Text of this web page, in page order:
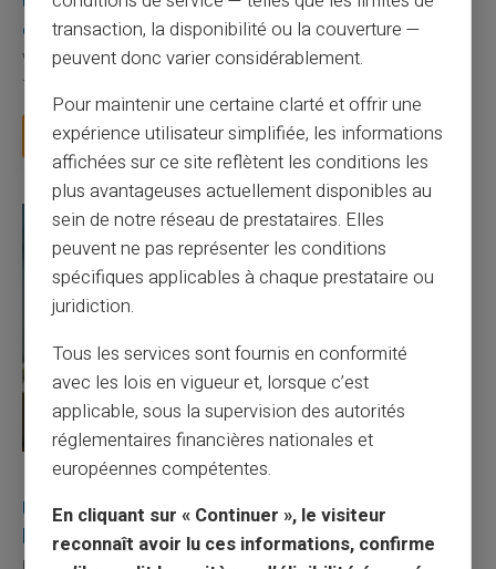
existe ?
Vous avez tapé cette recherche parce que votre banque vous
facture 50 € par an pour une carte que vo...
Lire la suite
27/07/2026 Veritas Carte prépayée
Utilisation responsable du paiement mobile avec
la carte Veritas
transaction, la disponibilité ou la couverture —
peuvent donc varier considérablement.
Pour maintenir une certaine clarté et offrir une
expérience utilisateur simplifiée, les informations
affichées sur ce site reflètent les conditions les
plus avantageuses actuellement disponibles au
sein de notre réseau de prestataires. Elles
peuvent ne pas représenter les conditions
spécifiques applicables à chaque prestataire ou
juridiction.
Tous les services sont fournis en conformité
avec les lois en vigueur et, lorsque c’est
applicable, sous la supervision des autorités
réglementaires financières nationales et
européennes compétentes.
En cliquant sur « Continuer », le visiteur
reconnaît avoir lu ces informations, confirme